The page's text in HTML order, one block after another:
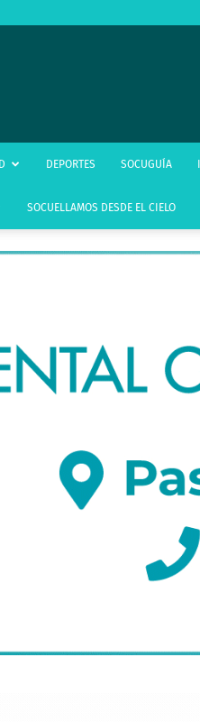
DEPORTES SOCUGUÍA
SOCUELLAMOS DESDE EL CIELO